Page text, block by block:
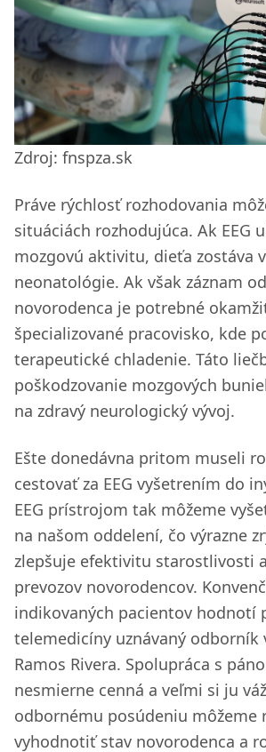
Zdroj: fnspza.sk
Práve rýchlosť rozhodovania
situáciách rozhodujúca. Ak EEG
mozgovú aktivitu, dieťa zostáva
neonatológie. Ak však záznam
novorodenca je potrebné
špecializované pracovisko, kde
terapeutické chladenie. Táto
poškodzovanie mozgových
na zdravý neurologický vývoj.
Ešte donedávna pritom museli
cestovať za EEG vyšetrením do
EEG prístrojom tak môžeme
na našom oddelení, čo výrazne
zlepšuje efektivitu starostlivosti
prevozov novorodencov.
indikovaných pacientov hodnotí
telemedicíny uznávaný
Ramos Rivera. Spolupráca s
nesmierne cenná a veľmi si ju
odbornému posúdeniu môžeme
vyhodnotiť stav novorodenca a